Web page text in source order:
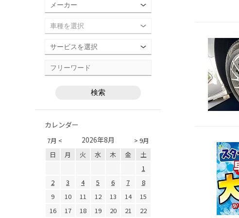
カレンダー
7月 < > 9月
2026年8月
日 月 火 水 木 金
土
1
2
3 4 5 6 7
8
9
10 11 12 13 14
15
16
17 18 19 20 21 22